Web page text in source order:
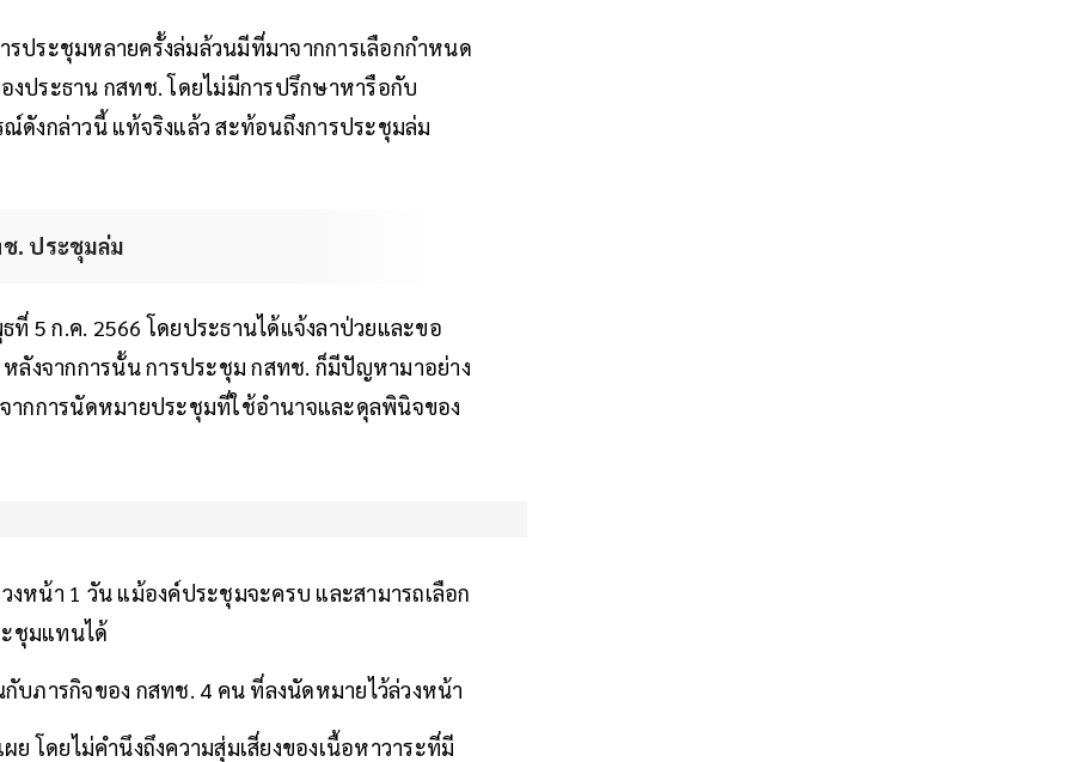
ประชุมหลายครั้งล่มล้วนมีที่มาจากการเลือกกำหนด
ประธาน กสทช. โดยไม่มีการปรึกษาหารือกับ
ดังกล่าวนี้ แท้จริงแล้ว สะท้อนถึงการประชุมล่ม
. ประชุมล่ม
5 ก.ค. 2566 โดยประธานได้แจ้งลาป่วยและขอ
ลังจากการนั้น การประชุม กสทช. ก็มีปัญหามาอย่าง
ากการนัดหมายประชุมที่ใช้อำนาจและดุลพินิจของ
งหน้า 1 วัน แม้องค์ประชุมจะครบ และสามารถเลือก
ชุมแทนได้
บภารกิจของ กสทช. 4 คน ที่ลงนัดหมายไว้ล่วงหน้า
โดยไม่คำนึงถึงความสุ่มเสี่ยงของเนื้อหาวาระที่มี